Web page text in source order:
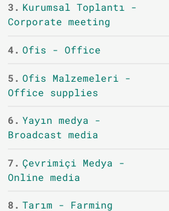
3. Kurumsal Toplantı -
Corporate meeting
4. Ofis - Office
5. Ofis Malzemeleri -
Office supplies
6. Yayın medya -
Broadcast media
7. Çevrimiçi Medya -
Online media
8. Tarım - Farming